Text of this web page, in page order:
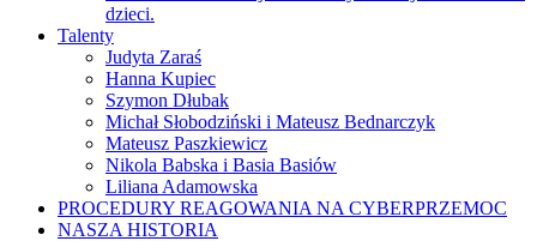
dzieci.
Talenty
Judyta Zaraś
Hanna Kupiec
Szymon Dłubak
Michał Słobodziński i Mateusz Bednarczyk
Mateusz Paszkiewicz
Nikola Babska i Basia Basiów
Liliana Adamowska
PROCEDURY REAGOWANIA NA CYBERPRZEMOC
NASZA HISTORIA